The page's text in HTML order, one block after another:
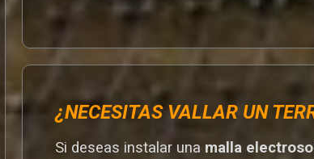
¿NECESITAS VALLAR UN
Si deseas instalar una malla